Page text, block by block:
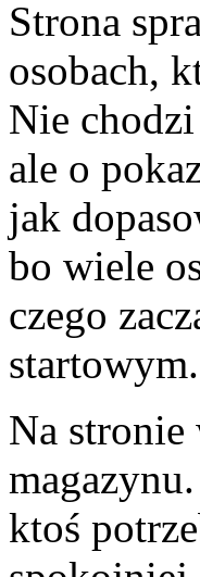
Strona
osobach,
Nie
ale o
jak
bo wiele
czego
startowym.
Na
ktoś